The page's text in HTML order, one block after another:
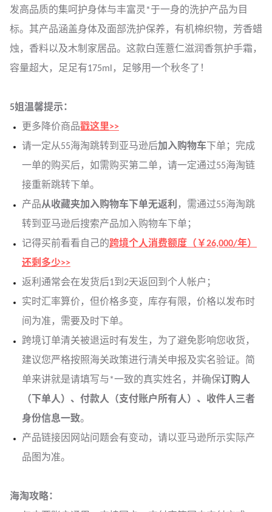
发高品质的集呵护身体与丰富灵*于一身的洗护产品为目
标。其产品涵盖身体及面部洗护保养，有机棉织物，芳香蜡
烛，香料以及木制家居品。这款白莲薏仁滋润香氛护手霜，
容量超大，足足有175ml，足够用一个秋冬了！
5姐温馨提示：
更多降价商品戳这里>>
请一定从55海淘跳转到亚马逊后加入购物车 下单；完成
一单的购买后，如需购买第二单，请一定通过55海淘链
接重新跳转下单。
产品从收藏夹加入购物车下单无返利 ，需通过55海淘跳
转到亚马逊后搜索产品加入购物车下单；
记得买前看看自己的跨境个人消费额度（￥26,000/年）
还剩多少>>
返利通常会在发货后1到2天返回到个人帐户；
实时汇率算价，但价格多变，库存有限，价格以发布时
间为准，需要及时下单。
跨境订单清关被退运时有发生，为了避免影响您收货，
建议您严格按照海关政策进行清关申报及实名验证。简
单来讲就是请填写与*一致的真实姓名，并确保订购人
（下单人）、付款人（支付账户所有人）、收件人三者
身份信息一致。
产品链接因网站问题会有变动，请以亚马逊所示实际产
品图为准。
海淘攻略：